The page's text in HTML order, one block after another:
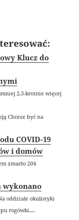
Klucz do
2,5-krotnie więcej
Chcesz być na
COVID-19
i domów
zmarło 204
wykonano
oddziale okulistyki
rogówki....